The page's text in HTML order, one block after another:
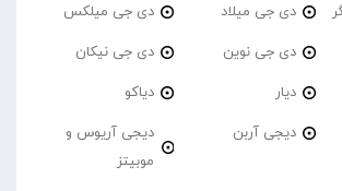
دی جی میلاد دی جی میلکس
دی جی نوین دی جی نیکان
دیار دیاکو
دیجی آربن
دیجی آریوس و
موبیتز